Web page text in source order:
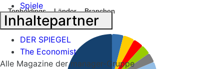
Topholdings Länder Branchen
Spiele
Inhaltepartner
DER SPIEGEL
The Economist
Alle Magazine der manager-Gruppe